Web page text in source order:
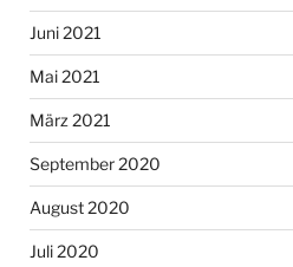
Juni 2021
Mai 2021
März 2021
September 2020
August 2020
Juli 2020